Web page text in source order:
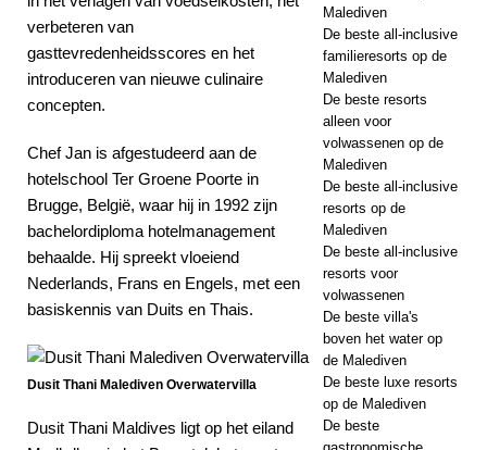
verbeteren van
gasttevredenheidsscores en het
introduceren van nieuwe culinaire
concepten.
Chef Jan is afgestudeerd aan de
hotelschool Ter Groene Poorte in
Brugge, België, waar hij in 1992 zijn
bachelordiploma hotelmanagement
behaalde. Hij spreekt vloeiend
Nederlands, Frans en Engels, met een
basiskennis van Duits en Thais.
Dusit Thani Malediven Overwatervilla
Dusit Thani Maldives ligt op het eiland
Malediven
De beste all-inclusive
familieresorts op de
Malediven
De beste resorts
alleen voor
volwassenen op de
Malediven
De beste all-inclusive
resorts op de
Malediven
De beste all-inclusive
resorts voor
volwassenen
De beste villa's
boven het water op
de Malediven
De beste luxe resorts
op de Malediven
De beste